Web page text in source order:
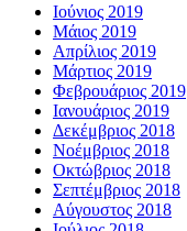
Ιούνιος 2019
Μάιος 2019
Απρίλιος 2019
Μάρτιος 2019
Φεβρουάριος 2019
Ιανουάριος 2019
Δεκέμβριος 2018
Νοέμβριος 2018
Οκτώβριος 2018
Σεπτέμβριος 2018
Αύγουστος 2018